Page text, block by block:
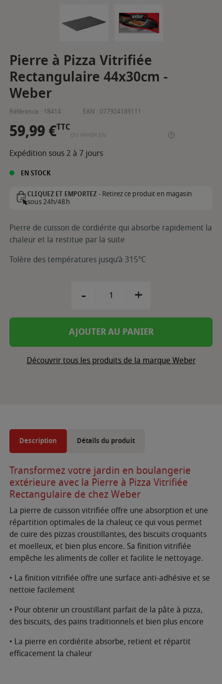
Pierre à Pizza Vitrifiée
Rectangulaire 44x30cm -
Weber
Référence : 18414 EAN : 077924189111
59,99 €TTC
OU PAYER EN
Expédition sous 2 à 7 jours
EN STOCK
CLIQUEZ ET EMPORTEZ -Retirez ce produit en magasin
sous 24h/48h
Pierre de cuisson de cordiérite qui absorbe rapidement la
chaleur et la restitue par la suite
Tolère des températures jusqu’à 315°C
- +
AJOUTER AU PANIER
Découvrir tous les produits de la marque Weber
Description Détails du produit
Transformez votre jardin en boulangerie
extérieure avec la Pierre à Pizza Vitrifiée
Rectangulaire de chez Weber
La pierre de cuisson vitrifiée offre une absorption et une
répartition optimales de la chaleur, ce qui vous permet
de cuire des pizzas croustillantes, des biscuits croquants
et moelleux, et bien plus encore. Sa finition vitrifiée
empêche les aliments de coller et facilite le nettoyage.
• La finition vitrifiée offre une surface anti-adhésive et se
nettoie facilement
• Pour obtenir un croustillant parfait de la pâte à pizza,
des biscuits, des pains traditionnels et bien plus encore
• La pierre en cordiérite absorbe, retient et répartit
efficacement la chaleur